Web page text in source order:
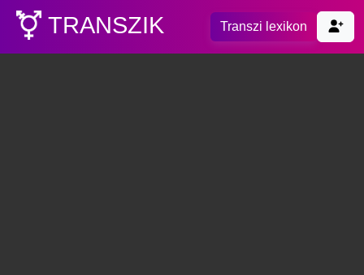
TRANSZIK Transzi lexikon